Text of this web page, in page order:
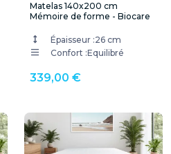
Matelas 140x200 cm
Mémoire de forme - Biocare
Épaisseur :26 cm
Confort :Equilibré
339,00 €